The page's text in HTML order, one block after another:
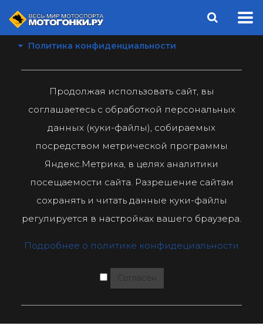
Политика конфиденциальности
Продолжая использовать сайт, вы
соглашаетесь с обработкой персональных
данных (куки-файлы), собираемых
посредством метрической программы
Яндекс.Метрика, в целях аналитики
посещаемости сайта. Разрешение сайтам
сохранять и читать данные куки-файлы
регулируется в настройках вашего браузера.
Подробнее о политике конфидециальности
Согласен